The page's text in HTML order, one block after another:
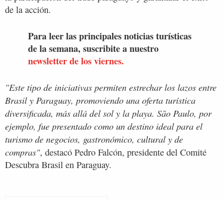
de la acción.
Para leer las principales noticias turísticas
de la semana, suscribite a nuestro
newsletter de los viernes.
"Este tipo de iniciativas permiten estrechar los lazos entre
Brasil y Paraguay, promoviendo una oferta turística
diversificada, más allá del sol y la playa. São Paulo, por
ejemplo, fue presentado como un destino ideal para el
turismo de negocios, gastronómico, cultural y de
compras", destacó Pedro Falcón, presidente del Comité
Descubra Brasil en Paraguay.